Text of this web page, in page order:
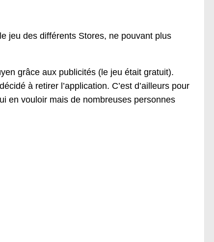
le jeu des différents Stores, ne pouvant plus
grâce aux publicités (le jeu était gratuit).
à retirer l’application. C’est d’ailleurs pour
en vouloir mais de nombreuses personnes